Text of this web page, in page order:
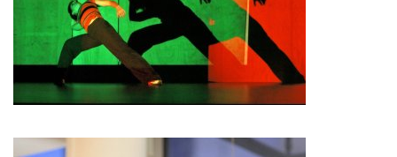
Eric Houzelot Fabio Barad Federica Tardito
Filipe Lourenco François Bouteau
François Combemorel Françoise Rognerud
Frédéric Vaillant
Georges Appaix